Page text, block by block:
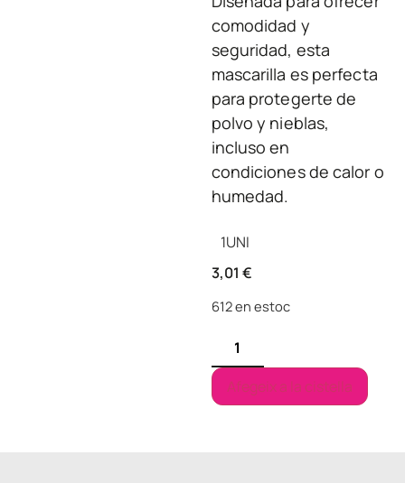
comodidad y
seguridad, esta
mascarilla es perfecta
para protegerte de
polvo y nieblas,
incluso en
condiciones de calor o
humedad.
1UNI
3,01 €
612 en estoc
Afegeix a la cistella